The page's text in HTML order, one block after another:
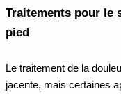
Traitements pour le
pied
Le traitement de la
jacente, mais certaines